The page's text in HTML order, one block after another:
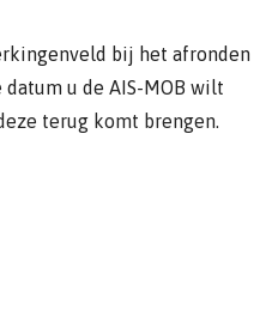
bij het afronden
u de AIS-MOB wilt
terug komt brengen.